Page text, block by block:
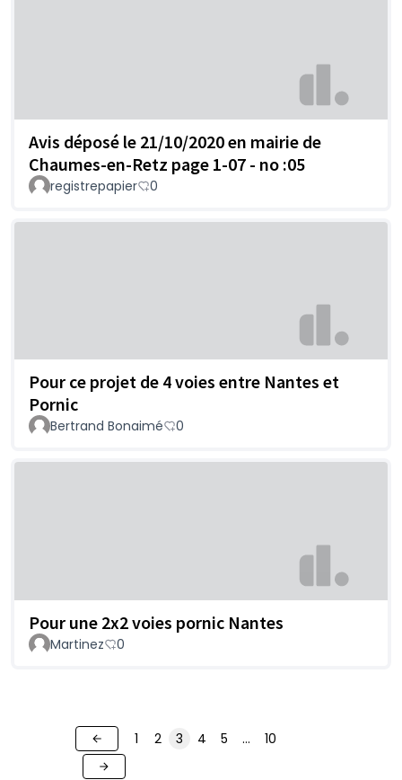
Avis déposé le 21/10/2020 en mairie de
Chaumes-en-Retz page 1-07 - no :05
registrepapier 0
Pour ce projet de 4 voies entre Nantes et
Pornic
Bertrand Bonaimé 0
Pour une 2x2 voies pornic Nantes
Martinez 0
1 2 3 4 5 … 10